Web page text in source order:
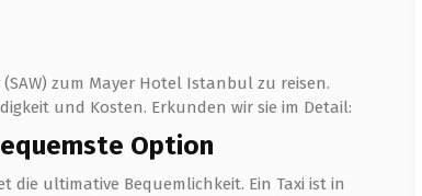
zum Mayer Hotel Istanbul zu reisen.
und Kosten. Erkunden wir sie im Detail:
Option
die ultimative Bequemlichkeit. Ein Taxi ist in